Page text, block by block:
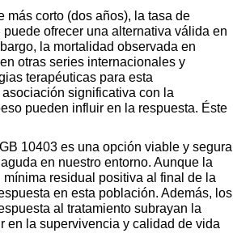
más corto (dos años), la tasa de
ofrecer una alternativa válida en
la mortalidad observada en
otras series internacionales y
terapéuticas para esta
significativa con la
pueden influir en la respuesta. Éste
10403 es una opción viable y segura
en nuestro entorno. Aunque la
residual positiva al final de la
en esta población. Además, los
al tratamiento subrayan la
en la supervivencia y calidad de vida